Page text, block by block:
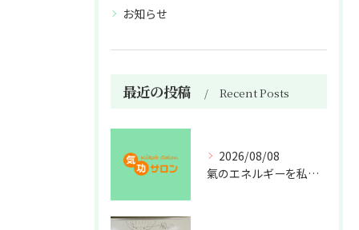
お知らせ
最近の投稿 Recent Posts
2026/08/08
氣のエネルギーを私利私欲のために使うな